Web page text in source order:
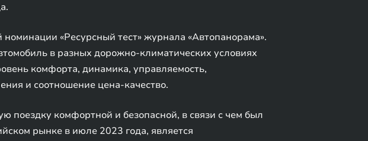
«Ресурсный тест» журнала «Автопанорама».
в разных дорожно-климатических условиях
комфорта, динамика, управляемость,
и соотношение цена-качество.
поездку комфортной и безопасной, в связи с чем был
рынке в июле 2023 года, является